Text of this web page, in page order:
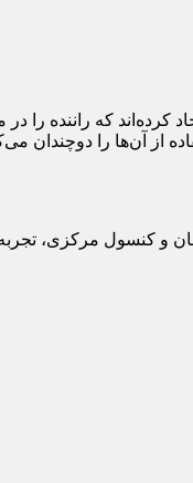
که راننده را در
از آن‌ها را دوچندان
فرمان و کنسول مرکزی،